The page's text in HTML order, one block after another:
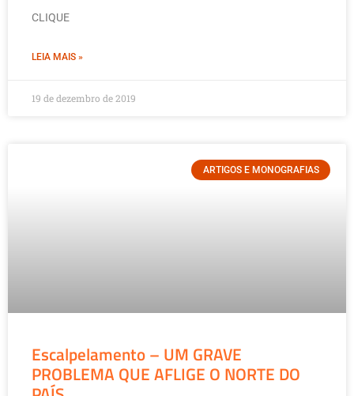
CLIQUE
LEIA MAIS »
19 de dezembro de 2019
ARTIGOS E MONOGRAFIAS
Escalpelamento – UM GRAVE
PROBLEMA QUE AFLIGE O NORTE DO